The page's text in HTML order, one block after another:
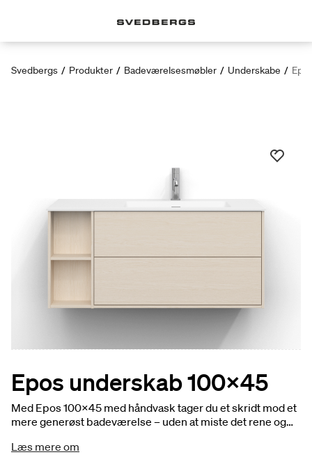
Svedbergs / Produkter / Badeværelsesmøbler / Underskabe /
Epos underskab 100x45
Med Epos 100x45 med håndvask tager du et skridt mod et
mere generøst badeværelse – uden at miste det rene og
håndvask giver ekstra komfort i hverdagen, mens møblets
Læs mere om